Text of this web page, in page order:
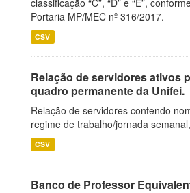
classificação “C”, “D” e “E”,
Portaria MP/MEC nº 316/2017.
CSV
Relação de servidores ativos
quadro permanente da Unifei.
Relação de servidores contendo
regime de trabalho/jornada
CSV
Banco de Professor